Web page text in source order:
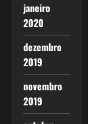
janeiro
2020
dezembro
2019
novembro
2019